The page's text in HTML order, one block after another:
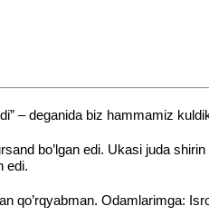
– deganida biz hammamiz
bo’lgan edi. Ukasi juda
edi.
qo’rqyabman. Odamlarimga: